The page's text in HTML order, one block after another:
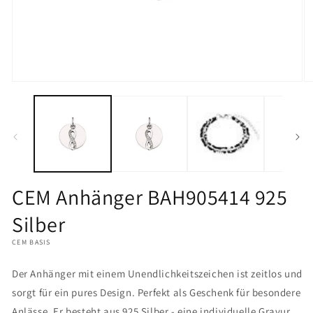
CEM Anhänger BAH905414 925
Silber
CEM BASIS
Der Anhänger mit einem Unendlichkeitszeichen ist zeitlos und
sorgt für ein pures Design. Perfekt als Geschenk für besondere